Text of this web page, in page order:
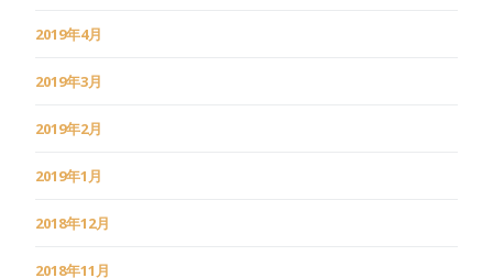
2019年4月
2019年3月
2019年2月
2019年1月
2018年12月
2018年11月